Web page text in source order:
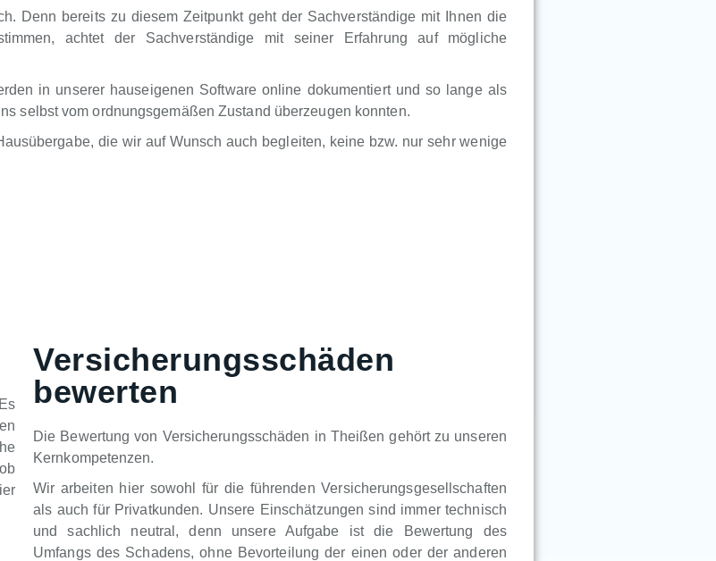
Denn bereits zu diesem Zeitpunkt geht der Sachverständige mit Ihnen die
achtet der Sachverständige mit seiner Erfahrung auf mögliche
in unserer hauseigenen Software online dokumentiert und so lange als
selbst vom ordnungsgemäßen Zustand überzeugen konnten.
die wir auf Wunsch auch begleiten, keine bzw. nur sehr wenige
Versicherungsschäden
bewerten
Die Bewertung von Versicherungsschäden in Theißen gehört zu unseren
Kernkompetenzen.
Wir arbeiten hier sowohl für die führenden Versicherungsgesellschaften
als auch für Privatkunden. Unsere Einschätzungen sind immer technisch
und sachlich neutral, denn unsere Aufgabe ist die Bewertung des
Umfangs des Schadens, ohne Bevorteilung der einen oder der anderen